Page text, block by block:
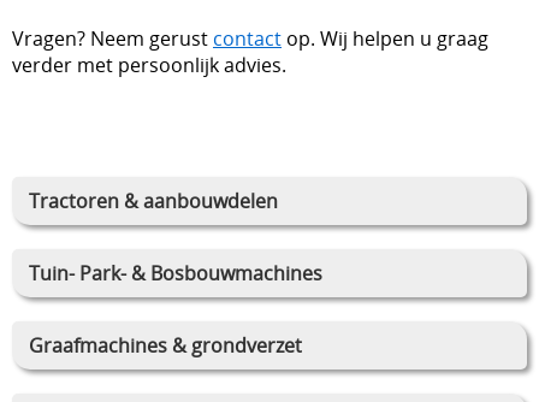
Tractoren & aanbouwdelen
Tuin- Park- & Bosbouwmachines
Graafmachines & grondverzet
Vragen? Neem gerust contact op. Wij helpen u graag
verder met persoonlijk advies.